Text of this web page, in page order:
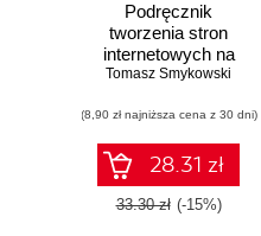
Podręcznik
tworzenia stron
internetowych na
Facebooku
Tomasz Smykowski
(8,90 zł najniższa cena z 30 dni)
28.31 zł
33.30 zł (-15%)